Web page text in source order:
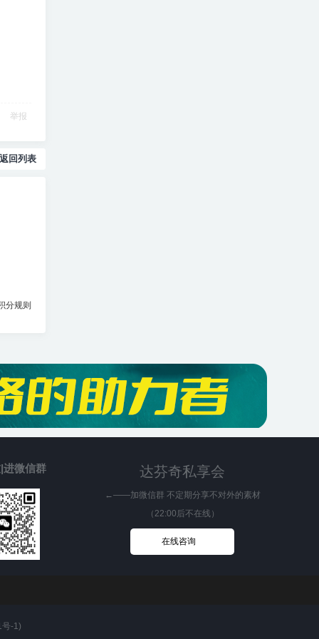
举报
返回列表
分规则
进微信群 达芬奇私享会
←——加微信群 不定期分享不对外的素材
（22:00后不在线）
在线咨询
-1)